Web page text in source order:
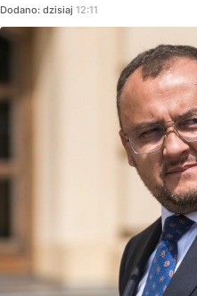
Dodano: dzisiaj 12:11